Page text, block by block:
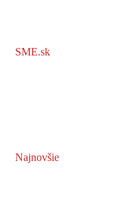
SME.sk
Najnovšie